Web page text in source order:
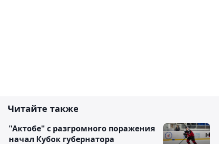
Читайте также
"Актобе" с разгромного поражения
начал Кубок губернатора